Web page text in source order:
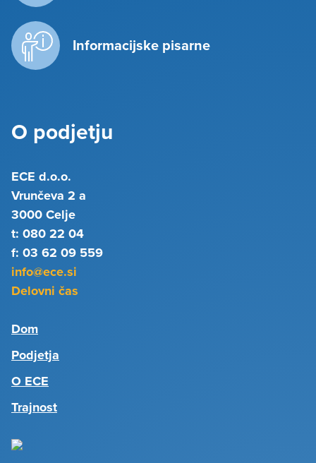
Informacijske pisarne
O podjetju
ECE d.o.o.
Vrunčeva 2 a
3000 Celje
t: 080 22 04
f: 03 62 09 559
info@ece.si
Delovni čas
Dom
Podjetja
O ECE
Trajnost